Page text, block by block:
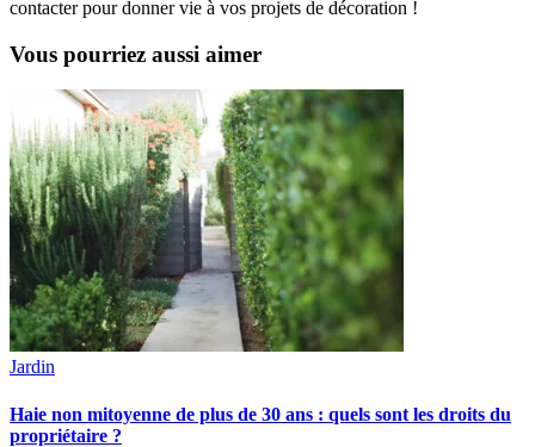
contacter pour donner vie à vos projets de décoration !
Vous pourriez aussi aimer
Jardin
Haie non mitoyenne de plus de 30 ans : quels sont les droits du
propriétaire ?